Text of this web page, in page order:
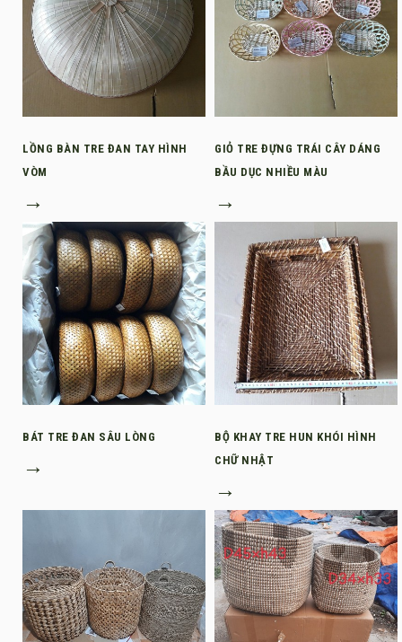
LỒNG BÀN TRE ĐAN TAY HÌNH
VÒM
→
GIỎ TRE ĐỰNG TRÁI CÂY DÁNG
BẦU DỤC NHIỀU MÀU
→
BÁT TRE ĐAN SÂU LÒNG
→
BỘ KHAY TRE HUN KHÓI HÌNH
CHỮ NHẬT
→